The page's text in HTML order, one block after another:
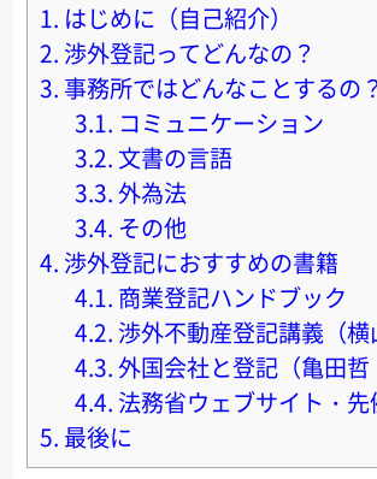
1. はじめに（自己紹介）
2. 渉外登記ってどんなの？
3. 事務所ではどんなことするの？
3.1. コミュニケーション
3.2. 文書の言語
3.3.外為法
3.4. その他
4. 渉外登記におすすめの書籍
4.1. 商業登記ハンドブック
4.2. 渉外不動産登記講義（
4.3.外国会社と登記（亀田
4.4. 法務省ウェブサイト・
5. 最後に